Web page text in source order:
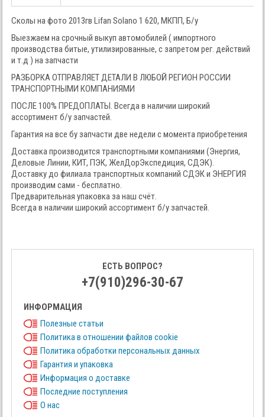
Сколы на фото 2013гв Lifan Solano 1 620, МКПП, Б/у
Выезжаем на срочный выкуп автомобилей ( импортного
производства битые, утилизированные, с запретом рег. действий
и т.д ) на запчасти
РАЗБОРКА ОТПРАВЛЯЕТ ДЕТАЛИ В ЛЮБОЙ РЕГИОН РОССИИ
ТРАНСПОРТНЫМИ КОМПАНИЯМИ
ПОСЛЕ 100% ПРЕДОПЛАТЫ. Всегда в наличии широкий
ассортимент б/у запчастей.
Гарантия на все бу запчасти две недели с момента приобретения
Доставка производится транспортными компаниями (Энергия,
Деловые Линии, КИТ, ПЭК, ЖелДорЭкспедиция, СДЭК).
Доставку до филиала транспортных компаний СДЭК и ЭНЕРГИЯ
производим сами - бесплатно.
Предварительная упаковка за наш счёт.
Всегда в наличии широкий ассортимент б/у запчастей.
ЕСТЬ ВОПРОС?
+7(910)296-30-67
ИНФОРМАЦИЯ
Полезные статьи
Политика в отношении файлов cookie
Политика обработки персональных данных
Гарантия и упаковка
Информация о доставке
Последние поступления
О нас